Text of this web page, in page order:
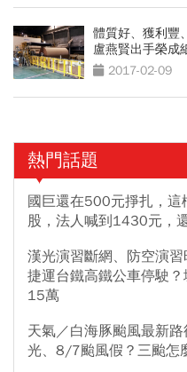
體質好、獲利豐
盧燕賢出手榮成
2017-02-09
熱門話題
國巨還在500元掙扎，
股，法人喊到1430元，
漢光演習斷網、防空演
捷運台鐵高鐵公車停駛
15萬
天氣／白海豚颱風最新
光、8/7颱風假？三颱怎